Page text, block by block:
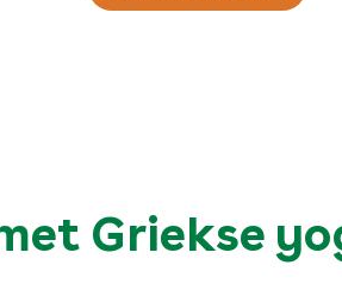
Griekse